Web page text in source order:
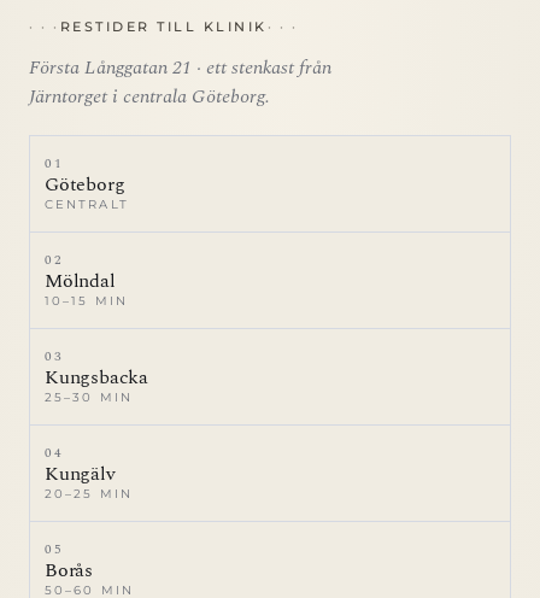
RESTIDER TILL KLINIK
Första Långgatan 21 · ett stenkast från
Järntorget i centrala Göteborg.
01
Göteborg
CENTRALT
02
Mölndal
10–15 MIN
03
Kungsbacka
25–30 MIN
04
Kungälv
20–25 MIN
05
Borås
50–60 MIN